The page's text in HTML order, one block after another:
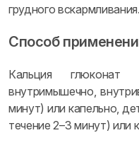
грудного вскармливания.
Способ
Кальция глюконат
внутримышечно,
минут) или капельно,
течение 2–3 минут) или